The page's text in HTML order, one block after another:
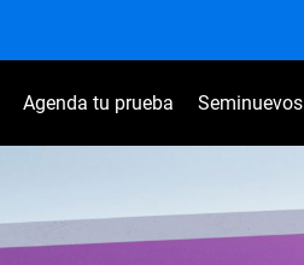
Agenda tu prueba Seminuevos